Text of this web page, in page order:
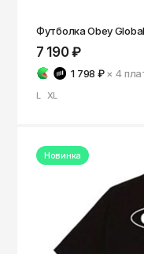
Футболка Obey
7 190 ₽
1 798 ₽ × 4
L XL
Новинка